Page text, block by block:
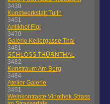
3430
Kunstwerkstatt Tulln
3451
Antikhof Figl
3470
Galerie Kellergasse Thal
3481
SCHLOSS THÜRNTHAL
3482
Kunstraum Am Berg
3484
Atelier Galerie
3491
Weinkontraste Vinothek Strass